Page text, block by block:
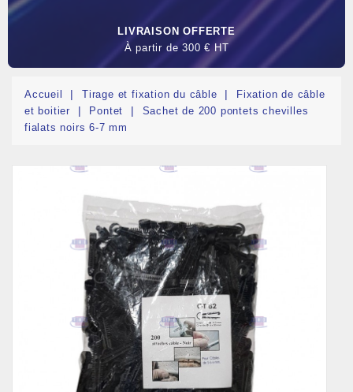
LIVRAISON OFFERTE
À partir de 300 € HT
Accueil Tirage et fixation du câble
Fixation de câble
et boitier
Pontet
Sachet de 200 pontets chevilles
fialats noirs 6-7 mm